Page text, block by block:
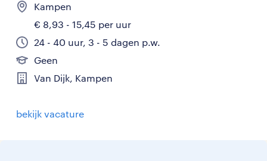
Kampen
€ 8,93 - 15,45 per uur
24 - 40 uur, 3 - 5 dagen p.w.
Geen
Van Dijk, Kampen
bekijk vacature